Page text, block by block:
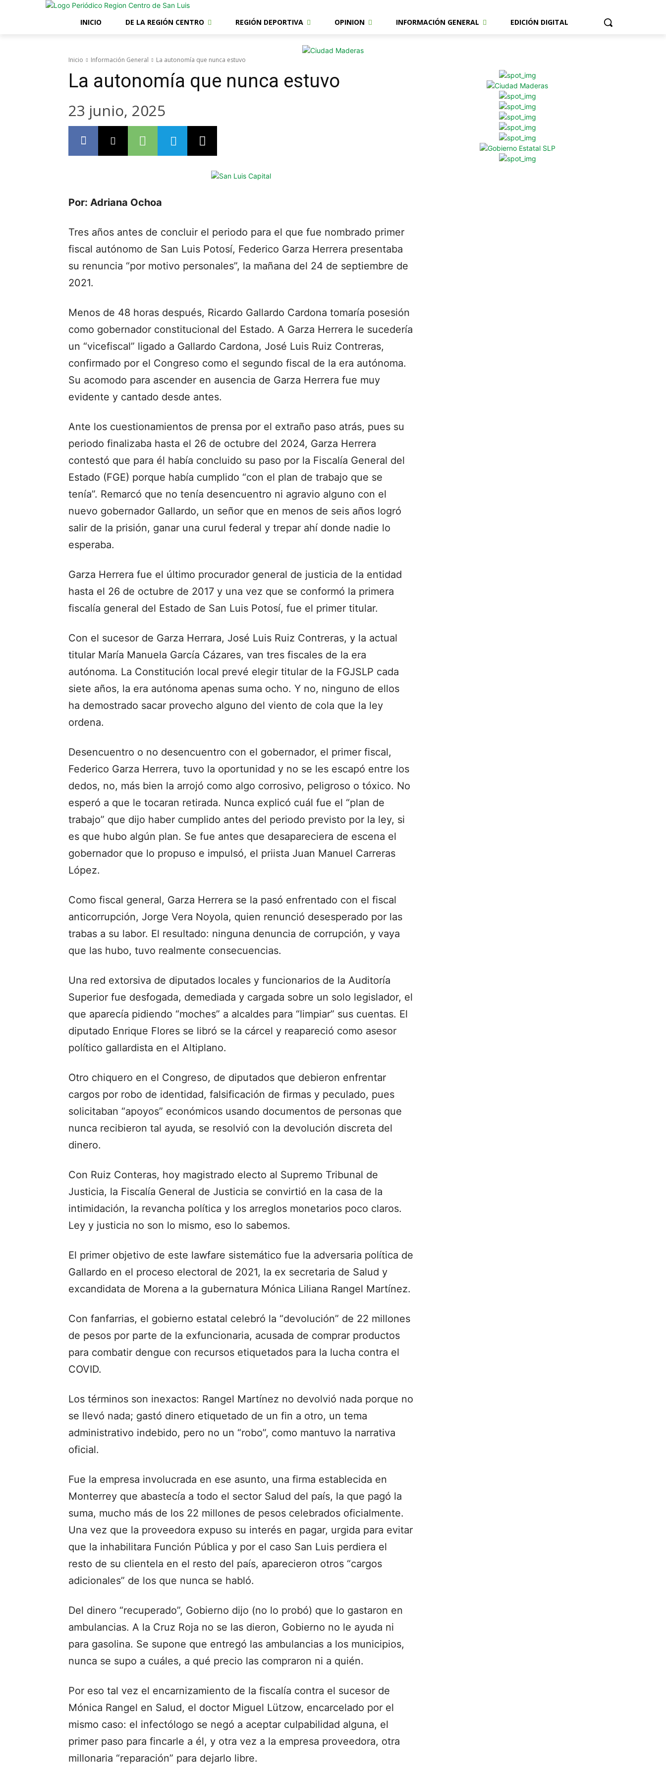
INICIO DE LA REGIÓN CENTRO REGIÓN DEPORTIVA OPINION INFORMACIÓN GENERAL EDICIÓN DIGITAL
Inicio Información General La autonomía que nunca estuvo
La autonomía que nunca estuvo
23 junio, 2025
Por: Adriana Ochoa
Tres años antes de concluir el periodo para el que fue nombrado primer
fiscal autónomo de San Luis Potosí, Federico Garza Herrera presentaba
su renuncia “por motivo personales”, la mañana del 24 de septiembre de
2021.
Menos de 48 horas después, Ricardo Gallardo Cardona tomaría posesión
como gobernador constitucional del Estado. A Garza Herrera le sucedería
un “vicefiscal” ligado a Gallardo Cardona, José Luis Ruiz Contreras,
confirmado por el Congreso como el segundo fiscal de la era autónoma.
Su acomodo para ascender en ausencia de Garza Herrera fue muy
evidente y cantado desde antes.
Ante los cuestionamientos de prensa por el extraño paso atrás, pues su
periodo finalizaba hasta el 26 de octubre del 2024, Garza Herrera
contestó que para él había concluido su paso por la Fiscalía General del
Estado (FGE) porque había cumplido “con el plan de trabajo que se
tenía”. Remarcó que no tenía desencuentro ni agravio alguno con el
nuevo gobernador Gallardo, un señor que en menos de seis años logró
salir de la prisión, ganar una curul federal y trepar ahí donde nadie lo
esperaba.
Garza Herrera fue el último procurador general de justicia de la entidad
hasta el 26 de octubre de 2017 y una vez que se conformó la primera
fiscalía general del Estado de San Luis Potosí, fue el primer titular.
Con el sucesor de Garza Herrara, José Luis Ruiz Contreras, y la actual
titular María Manuela García Cázares, van tres fiscales de la era
autónoma. La Constitución local prevé elegir titular de la FGJSLP cada
siete años, la era autónoma apenas suma ocho. Y no, ninguno de ellos
ha demostrado sacar provecho alguno del viento de cola que la ley
ordena.
Desencuentro o no desencuentro con el gobernador, el primer fiscal,
Federico Garza Herrera, tuvo la oportunidad y no se les escapó entre los
dedos, no, más bien la arrojó como algo corrosivo, peligroso o tóxico. No
esperó a que le tocaran retirada. Nunca explicó cuál fue el “plan de
trabajo” que dijo haber cumplido antes del periodo previsto por la ley, si
es que hubo algún plan. Se fue antes que desapareciera de escena el
gobernador que lo propuso e impulsó, el priista Juan Manuel Carreras
López.
Como fiscal general, Garza Herrera se la pasó enfrentado con el fiscal
anticorrupción, Jorge Vera Noyola, quien renunció desesperado por las
trabas a su labor. El resultado: ninguna denuncia de corrupción, y vaya
que las hubo, tuvo realmente consecuencias.
Una red extorsiva de diputados locales y funcionarios de la Auditoría
Superior fue desfogada, demediada y cargada sobre un solo legislador, el
que aparecía pidiendo “moches” a alcaldes para “limpiar” sus cuentas. El
diputado Enrique Flores se libró se la cárcel y reapareció como asesor
político gallardista en el Altiplano.
Otro chiquero en el Congreso, de diputados que debieron enfrentar
cargos por robo de identidad, falsificación de firmas y peculado, pues
solicitaban “apoyos” económicos usando documentos de personas que
nunca recibieron tal ayuda, se resolvió con la devolución discreta del
dinero.
Con Ruiz Conteras, hoy magistrado electo al Supremo Tribunal de
Justicia, la Fiscalía General de Justicia se convirtió en la casa de la
intimidación, la revancha política y los arreglos monetarios poco claros.
Ley y justicia no son lo mismo, eso lo sabemos.
El primer objetivo de este lawfare sistemático fue la adversaria política de
Gallardo en el proceso electoral de 2021, la ex secretaria de Salud y
excandidata de Morena a la gubernatura Mónica Liliana Rangel Martínez.
Con fanfarrias, el gobierno estatal celebró la “devolución” de 22 millones
de pesos por parte de la exfuncionaria, acusada de comprar productos
para combatir dengue con recursos etiquetados para la lucha contra el
COVID.
Los términos son inexactos: Rangel Martínez no devolvió nada porque no
se llevó nada; gastó dinero etiquetado de un fin a otro, un tema
administrativo indebido, pero no un “robo”, como mantuvo la narrativa
oficial.
Fue la empresa involucrada en ese asunto, una firma establecida en
Monterrey que abastecía a todo el sector Salud del país, la que pagó la
suma, mucho más de los 22 millones de pesos celebrados oficialmente.
Una vez que la proveedora expuso su interés en pagar, urgida para evitar
que la inhabilitara Función Pública y por el caso San Luis perdiera el
resto de su clientela en el resto del país, aparecieron otros “cargos
adicionales” de los que nunca se habló.
Del dinero “recuperado”, Gobierno dijo (no lo probó) que lo gastaron en
ambulancias. A la Cruz Roja no se las dieron, Gobierno no le ayuda ni
para gasolina. Se supone que entregó las ambulancias a los municipios,
nunca se supo a cuáles, a qué precio las compraron ni a quién.
Por eso tal vez el encarnizamiento de la fiscalía contra el sucesor de
Mónica Rangel en Salud, el doctor Miguel Lützow, encarcelado por el
mismo caso: el infectólogo se negó a aceptar culpabilidad alguna, el
primer paso para fincarle a él, y otra vez a la empresa proveedora, otra
millonaria “reparación” para dejarlo libre.